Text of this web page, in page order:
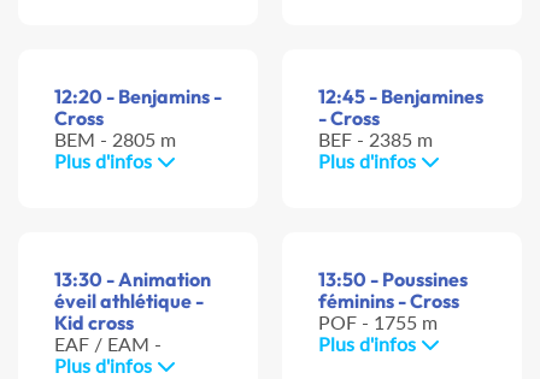
12:20 - Benjamins -
Cross
BEM - 2805 m
Plus d'infos
12:45 - Benjamines
- Cross
BEF - 2385 m
Plus d'infos
13:30 - Animation
éveil athlétique -
Kid cross
EAF / EAM -
Plus d'infos
13:50 - Poussines
féminins - Cross
POF - 1755 m
Plus d'infos